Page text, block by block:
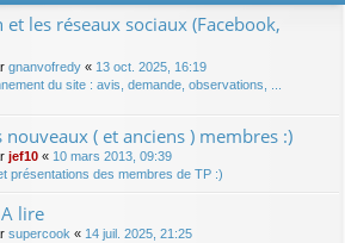
et les réseaux sociaux (Facebook,
gnanvofredy « 13 oct. 2025, 16:19
du site : avis, demande, observations, ...
( et anciens ) membres :)
jef10 « 10 mars 2013, 09:39
présentations des membres de TP :)
lire
supercook « 14 juil. 2025, 21:25